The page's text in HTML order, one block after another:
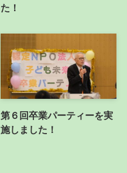
た！
第６回卒業パーティーを実
施しました！